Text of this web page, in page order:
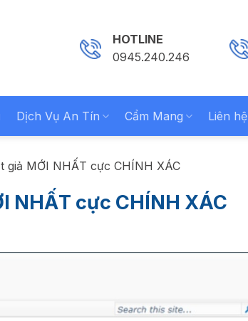
HOTLINE
0945.240.246
Dịch Vụ An Tín Cẩm Mang Liên hệ
giả MỚI NHẤT cực CHÍNH XÁC
NHẤT cực CHÍNH XÁC